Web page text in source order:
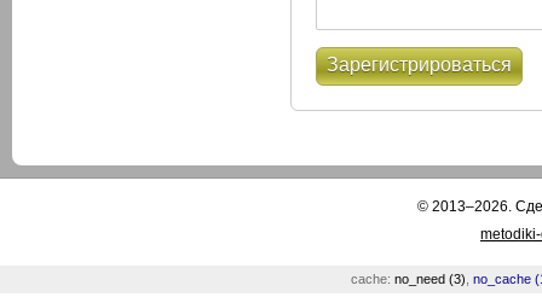
Зарегистрироваться
© 2013–2026.
cache: no_need (3) no_cache